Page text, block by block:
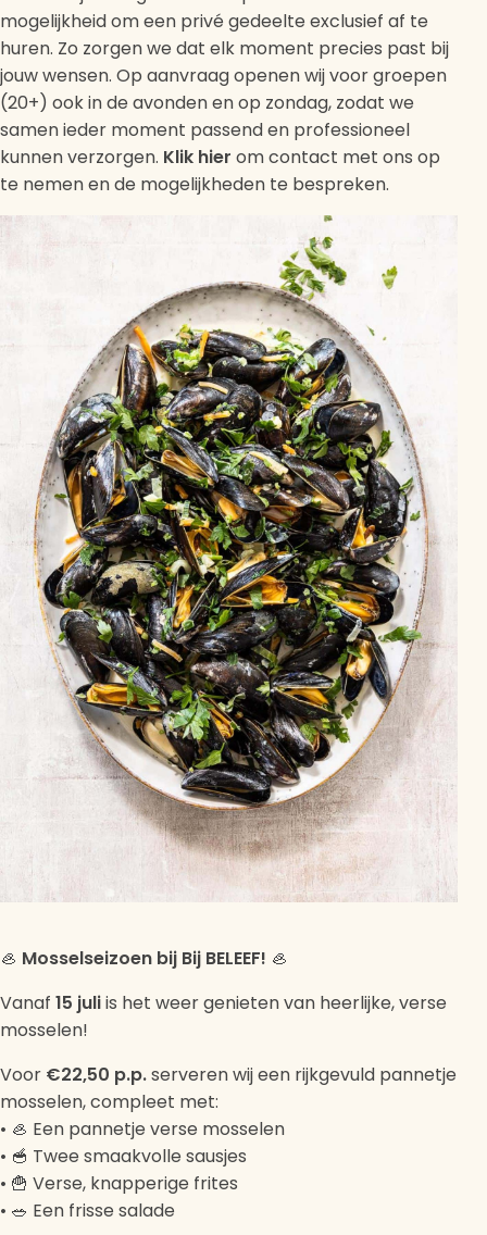
mogelijkheid om een privé gedeelte exclusief af te
huren. Zo zorgen we dat elk moment precies past bij
jouw wensen. Op aanvraag openen wij voor groepen
(20+) ook in de avonden en op zondag, zodat we
samen ieder moment passend en professioneel
kunnen verzorgen. Klik hier om contact met ons op
te nemen en de mogelijkheden te bespreken.
🦪 Mosselseizoen bij Bij BELEEF! 🦪
Vanaf 15 juliis het weer genieten van heerlijke, verse
mosselen!
Voor €22,50 p.p.serveren wij een rijkgevuld pannetje
mosselen, compleet met:
• 🦪 Een pannetje verse mosselen
• 🥣 Twee smaakvolle sausjes
• 🍟 Verse, knapperige frites
• 🥗 Een frisse salade